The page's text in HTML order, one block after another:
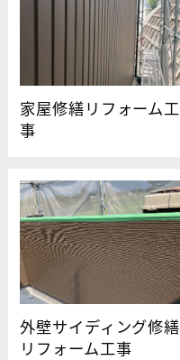
家屋修繕リフォーム工
事
外壁サイディング修繕
リフォーム工事